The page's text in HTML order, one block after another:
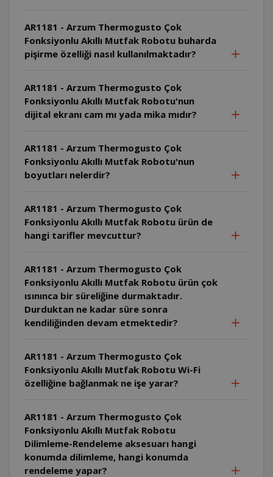
AR1181 - Arzum Thermogusto Çok
Fonksiyonlu Akıllı Mutfak Robotu buharda
pişirme özelliği nasıl kullanılmaktadır?
AR1181 - Arzum Thermogusto Çok
Fonksiyonlu Akıllı Mutfak Robotu'nun
dijital ekranı cam mı yada mika mıdır?
AR1181 - Arzum Thermogusto Çok
Fonksiyonlu Akıllı Mutfak Robotu'nun
boyutları nelerdir?
AR1181 - Arzum Thermogusto Çok
Fonksiyonlu Akıllı Mutfak Robotu ürün de
hangi tarifler mevcuttur?
AR1181 - Arzum Thermogusto Çok
Fonksiyonlu Akıllı Mutfak Robotu ürün çok
ısınınca bir süreliğine durmaktadır.
Durduktan ne kadar süre sonra
kendiliğinden devam etmektedir?
AR1181 - Arzum Thermogusto Çok
Fonksiyonlu Akıllı Mutfak Robotu Wi-Fi
özelliğine bağlanmak ne işe yarar?
AR1181 - Arzum Thermogusto Çok
Fonksiyonlu Akıllı Mutfak Robotu
Dilimleme-Rendeleme aksesuarı hangi
konumda dilimleme, hangi konumda
rendeleme yapar?